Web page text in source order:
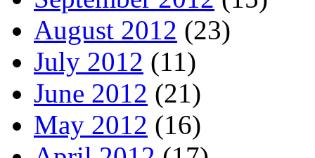
August 2012 (23)
July 2012 (11)
June 2012 (21)
May 2012 (16)